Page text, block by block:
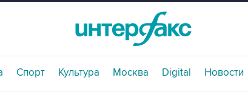
Спорт Культура Москва Digital Новости